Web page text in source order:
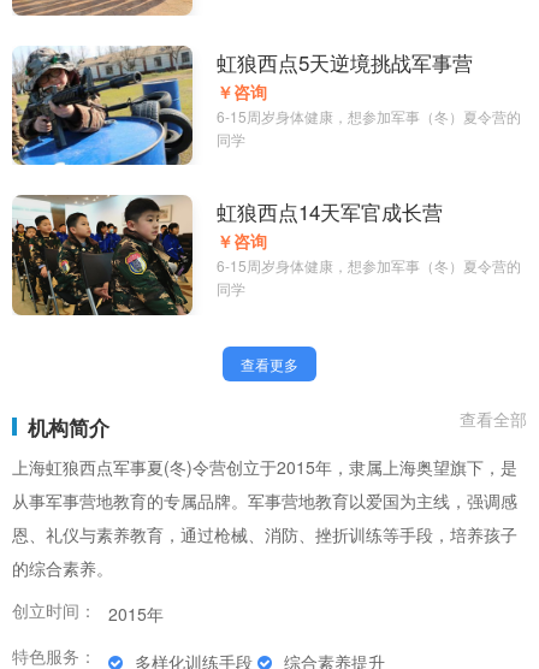
虹狼西点5天逆境挑战军事营
￥咨询
6-15周岁身体健康，想参加军事（冬）夏令营的
同学
虹狼西点14天军官成长营
￥咨询
6-15周岁身体健康，想参加军事（冬）夏令营的
同学
查看更多
机构简介
查看全部
上海虹狼西点军事夏(冬)令营创立于2015年，隶属上海奥望旗下，是
从事军事营地教育的专属品牌。军事营地教育以爱国为主线，强调感
恩、礼仪与素养教育，通过枪械、消防、挫折训练等手段，培养孩子
的综合素养。
创立时间：
2015年
特色服务：
多样化训练手段
综合素养提升